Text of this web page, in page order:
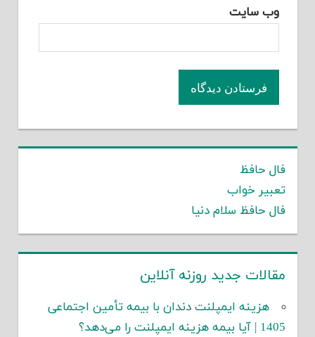
وب‌ سایت
فال حافظ
تعبیر خواب
فال حافظ سلام دنیا
مقالات جدید روزنه آنلاین
هزینه ایمپلنت دندان با بیمه تأمین اجتماعی
1405 | آیا بیمه هزینه ایمپلنت را می‌دهد؟